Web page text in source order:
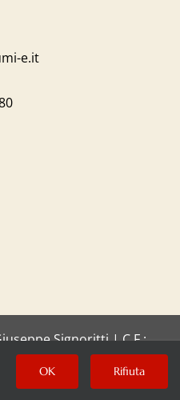
e.it
Signoritti | C.F.:
OK Rifiuta